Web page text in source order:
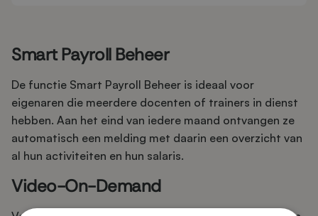
Smart Payroll Beheer
De functie Smart Payroll Beheer is ideaal voor
eigenaren die meerdere docenten of trainers in dienst
hebben. Aan het eind van iedere maand ontvangen ze
automatisch een melding met daarin een overzicht van
al hun activiteiten en hun salaris.
Video-On-Demand